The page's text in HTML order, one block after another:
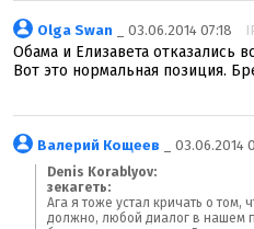
Olga Swan _ 03.06.2014 07:18
Обама и Елизавета отказались
Вот это нормальная позиция.
Валерий Кощеев _ 03.06.2014
Denis Korablyov:
зекагеть:
Ага я тоже устал кричать о том,
должно, любой диалог в нашем